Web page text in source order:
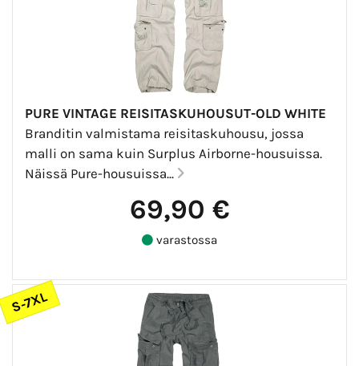
PURE VINTAGE REISITASKUHOUSUT-OLD WHITE
Branditin valmistama reisitaskuhousu, jossa
malli on sama kuin Surplus Airborne-housuissa.
Näissä Pure-housuissa...
69,90 €
varastossa
S-7XL